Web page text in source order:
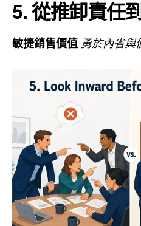
5. 從推卸責任
敏捷銷售價值 勇於內省與